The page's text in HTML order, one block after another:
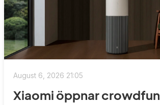
August 6, 2026 21:05
Xiaomi öppnar